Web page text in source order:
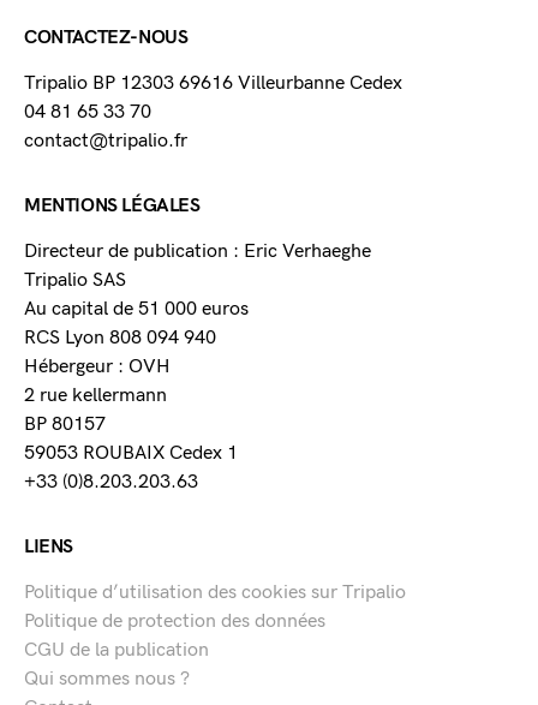
CONTACTEZ-NOUS
Tripalio BP 12303 69616 Villeurbanne Cedex
04 81 65 33 70
contact@tripalio.fr
MENTIONS LÉGALES
Directeur de publication : Eric Verhaeghe
Tripalio SAS
Au capital de 51 000 euros
RCS Lyon 808 094 940
Hébergeur : OVH
2 rue kellermann
BP 80157
59053 ROUBAIX Cedex 1
+33 (0)8.203.203.63
LIENS
Politique d’utilisation des cookies sur Tripalio
Politique de protection des données
CGU de la publication
Qui sommes nous ?